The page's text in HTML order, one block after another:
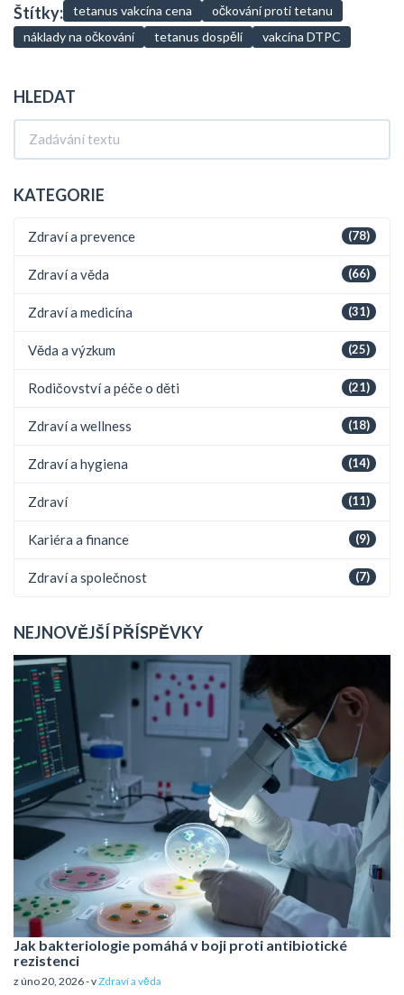
Štítky: tetanus vakcína cena
očkování proti tetanu
náklady na očkování
tetanus dospělí vakcína DTPC
HLEDAT
KATEGORIE
(78)
Zdraví a prevence
(66)
Zdraví a věda
(31)
Zdraví a medicína
(25)
Věda a výzkum
(21)
Rodičovství a péče o děti
(18)
Zdraví a wellness
(14)
Zdraví a hygiena
(11)
Zdraví
(9)
Kariéra a finance
(7)
Zdraví a společnost
NEJNOVĚJŠÍ PŘÍSPĚVKY
Jak bakteriologie pomáhá v boji proti antibiotické
rezistenci
z úno 20, 2026 - vZdraví a věda